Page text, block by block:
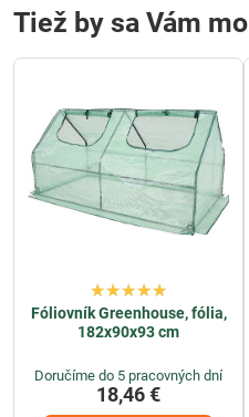
Tiež by sa Vám
Fóliovník Greenhouse, fólia,
182x90x93 cm
Doručíme do 5 pracovných dní
18,46 €